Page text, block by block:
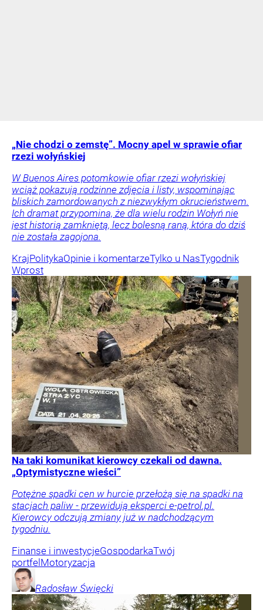
„Nie chodzi o zemstę”. Mocny apel w sprawie ofiar
rzezi wołyńskiej
W Buenos Aires potomkowie ofiar rzezi wołyńskiej
wciąż pokazują rodzinne zdjęcia i listy, wspominając
bliskich zamordowanych z niezwykłym okrucieństwem.
Ich dramat przypomina, że dla wielu rodzin Wołyń nie
jest historią zamkniętą, lecz bolesną raną, która do dziś
nie została zagojona.
KrajPolitykaOpinie i komentarzeTylko u NasTygodnik
Wprost
Na taki komunikat kierowcy czekali od dawna.
„Optymistyczne wieści”
Potężne spadki cen w hurcie przełożą się na spadki na
stacjach paliw - przewidują eksperci e-petrol.pl.
Kierowcy odczują zmiany już w nadchodzącym
tygodniu.
Finanse i inwestycjeGospodarkaTwój
portfelMotoryzacja
Radosław Święcki